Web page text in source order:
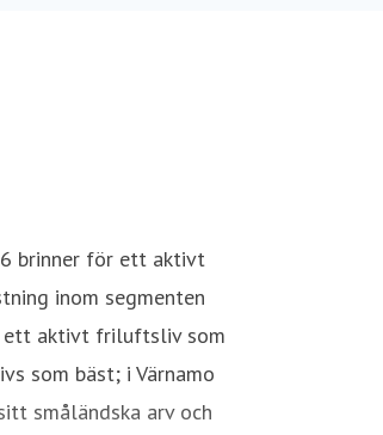
brinner för ett aktivt
inom segmenten
ett aktivt friluftsliv som
som bäst; i Värnamo
småländska arv och